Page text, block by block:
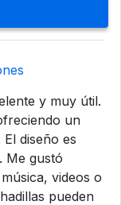
y muy útil.
un
diseño es
Me gustó
videos o
pueden